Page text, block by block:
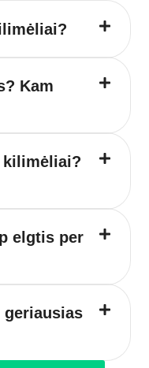
Kam
elgtis per